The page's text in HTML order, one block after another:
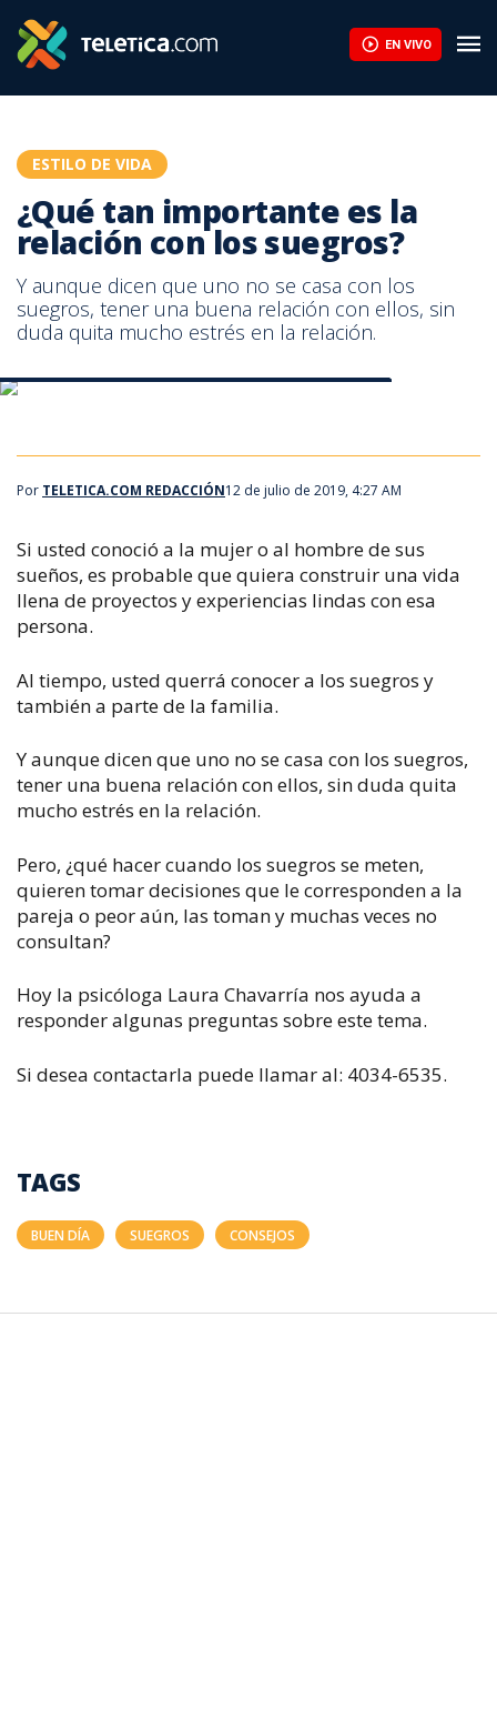
EN VIVO
ESTILO DE VIDA
¿Qué tan importante es la
relación con los suegros?
Y aunque dicen que uno no se casa con los
suegros, tener una buena relación con ellos, sin
duda quita mucho estrés en la relación.
Por TELETICA.COM REDACCIÓN12 de julio de 2019, 4:27 AM
Si usted conoció a la mujer o al hombre de sus
sueños, es probable que quiera construir una vida
llena de proyectos y experiencias lindas con esa
persona.
Al tiempo, usted querrá conocer a los suegros y
también a parte de la familia.
Y aunque dicen que uno no se casa con los suegros,
tener una buena relación con ellos, sin duda quita
mucho estrés en la relación.
Pero, ¿qué hacer cuando los suegros se meten,
quieren tomar decisiones que le corresponden a la
pareja o peor aún, las toman y muchas veces no
consultan?
Hoy la psicóloga Laura Chavarría nos ayuda a
responder algunas preguntas sobre este tema.
Si desea contactarla puede llamar al: 4034-6535.
TAGS
BUEN DÍA SUEGROS CONSEJOS